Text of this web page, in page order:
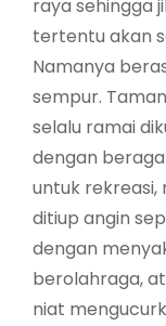
raya sehingga
tertentu akan
Namanya
sempur.
selalu ramai
dengan
untuk
ditiup angin
dengan
berolahraga,
niat